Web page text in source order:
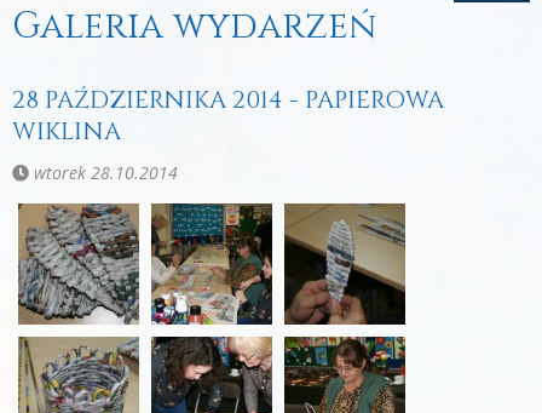
Galeria wydarzeń
28 PAŹDZIERNIKA 2014 - PAPIEROWA
WIKLINA
wtorek 28.10.2014